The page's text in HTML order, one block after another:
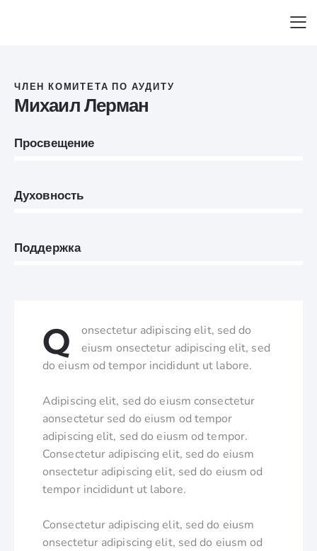
ЧЛЕН КОМИТЕТА ПО АУДИТУ
Михаил Лерман
Просвещение
Духовность
Поддержка
Q
onsectetur adipiscing elit, sed do
eiusm onsectetur adipiscing elit, sed
do eiusm od tempor incididunt ut labore.
Adipiscing elit, sed do eiusm consectetur
aonsectetur sed do eiusm od tempor
adipiscing elit, sed do eiusm od tempor.
Consectetur adipiscing elit, sed do eiusm
onsectetur adipiscing elit, sed do eiusm od
tempor incididunt ut labore.
Consectetur adipiscing elit, sed do eiusm
onsectetur adipiscing elit, sed do eiusm od